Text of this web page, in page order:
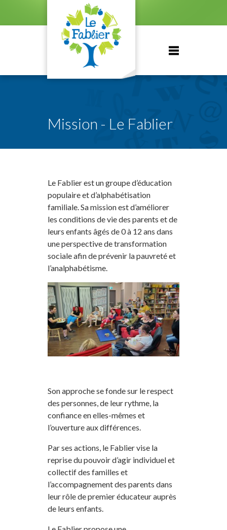
Mission - Le Fablier
Le Fablier est un groupe d’éducation
populaire et d’alphabétisation
familiale. Sa mission est d’améliorer
les conditions de vie des parents et de
leurs enfants âgés de 0 à 12 ans dans
une perspective de transformation
sociale afin de prévenir la pauvreté et
l’analphabétisme.
Son approche se fonde sur le respect
des personnes, de leur rythme, la
confiance en elles-mêmes et
l’ouverture aux différences.
Par ses actions, le Fablier vise la
reprise du pouvoir d’agir individuel et
collectif des familles et
l’accompagnement des parents dans
leur rôle de premier éducateur auprès
de leurs enfants.